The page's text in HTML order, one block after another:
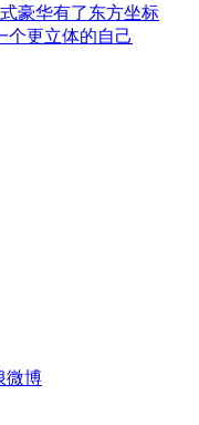
豪华有了东方坐标
个更立体的自己
微博